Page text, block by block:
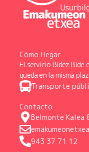
Cómo llegar
El servicio Bidez Bide
queda en la misma
Transporte
Contacto
Belmonte Kalea
943 37 71 12